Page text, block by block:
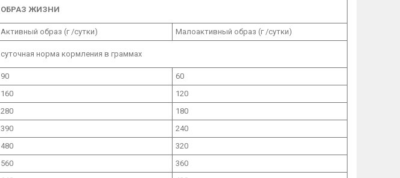
ОБРАЗ ЖИЗНИ
Активный образ (г /сутки) Малоактивный образ (г /сутки)
суточная норма кормления в граммах
90
60
160
120
280
180
390
240
480
320
560
360